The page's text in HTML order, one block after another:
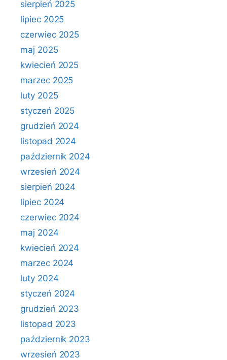
sierpień 2025
lipiec 2025
czerwiec 2025
maj 2025
kwiecień 2025
marzec 2025
luty 2025
styczeń 2025
grudzień 2024
listopad 2024
październik 2024
wrzesień 2024
sierpień 2024
lipiec 2024
czerwiec 2024
maj 2024
kwiecień 2024
marzec 2024
luty 2024
styczeń 2024
grudzień 2023
listopad 2023
październik 2023
wrzesień 2023